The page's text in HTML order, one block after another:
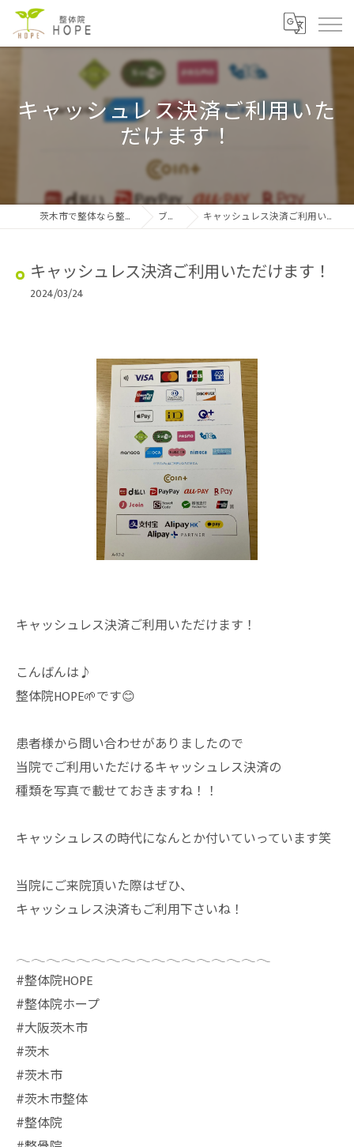
キャッシュレス決済ご利用いた
だけます！
茨木市で整体なら整体院HOPE ブログ キャッシュレス決済ご利用いただけます！
キャッシュレス決済ご利用いただけます！
2024/03/24
キャッシュレス決済ご利用いただけます！
こんばんは♪
整体院HOPE🌱です😊
患者様から問い合わせがありましたので
当院でご利用いただけるキャッシュレス決済の
種類を写真で載せておきますね！！
キャッシュレスの時代になんとか付いていっています笑
当院にご来院頂いた際はぜひ、
キャッシュレス決済もご利用下さいね！
𓂃𓂃𓂃𓂃𓂃𓂃𓂃𓂃𓂃𓂃𓂃𓂃𓂃𓂃𓂃𓂃𓂃
⁡#整体院HOPE
#整体院ホープ
#大阪茨木市
#茨木
#茨木市
#茨木市整体
#整体院